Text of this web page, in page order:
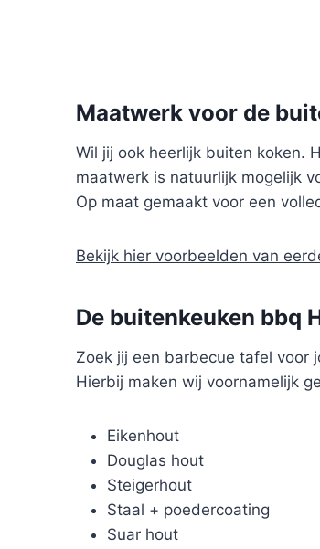
Maatwerk voor de
Wil jij ook heerlijk buiten koken.
maatwerk is natuurlijk mogelijk
Op maat gemaakt voor een
Bekijk hier voorbeelden van
De buitenkeuken bbq
Zoek jij een barbecue tafel voor
Hierbij maken wij voornamelijk
Eikenhout
Douglas hout
Steigerhout
Staal + poedercoating
Suar hout